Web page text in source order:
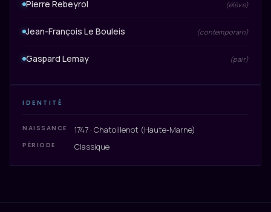
Pierre Rebeyrol (élève)
Jean-François Le Bouleis (contemporain)
Gaspard Lemay (pair)
IDENTITÉ
NAISSANCE 1747 · Chatoillenot (Haute-Marne)
PÉRIODE Classique